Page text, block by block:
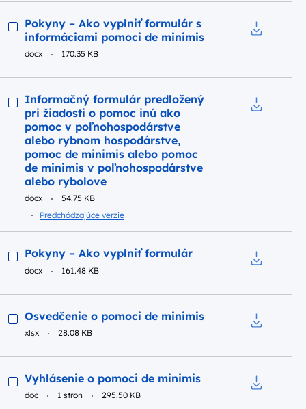
Podgląd
Pokyny – Ako vyplniť formulár s
informáciami pomoci de minimis
docx 170.35 KB
Podgląd
Informačný formulár predložený
pri žiadosti o pomoc inú ako
pomoc v poľnohospodárstve
alebo rybnom hospodárstve,
pomoc de minimis alebo pomoc
de minimis v poľnohospodárstve
alebo rybolove
docx
54.75 KB
Predchádzajúce verzie
Podgląd
Pokyny – Ako vyplniť formulár
docx 161.48 KB
Podgląd
Osvedčenie o pomoci de minimis
xlsx 28.08 KB
Podgląd
Vyhlásenie o pomoci de minimis
doc 1 stron 295.50 KB